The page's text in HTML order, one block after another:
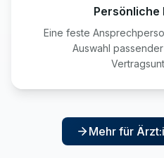
Persönliche
Eine feste
Auswahl
Mehr für